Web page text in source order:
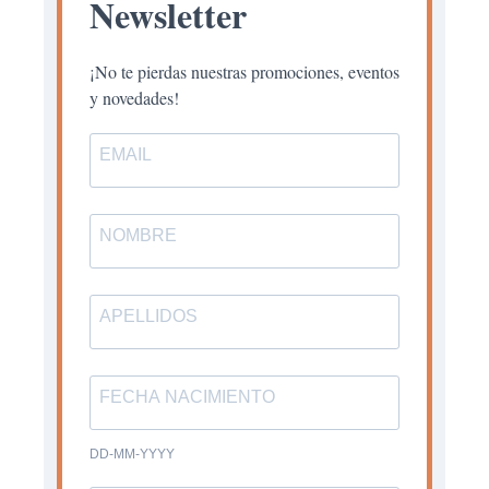
Newsletter
¡No te pierdas nuestras promociones, eventos
y novedades!
DD-MM-YYYY